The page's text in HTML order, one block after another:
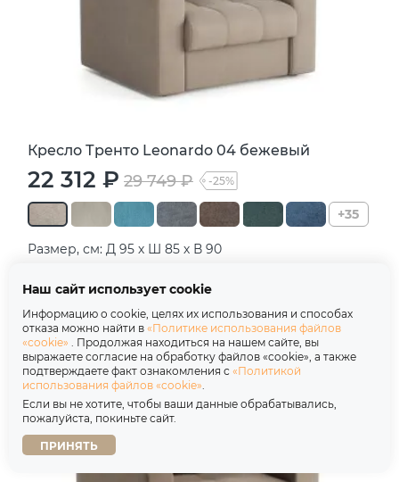
Кресло Тренто Leonardo 04 бежевый
22 312 ₽ 29 749 ₽ -25%
+35
Размер, см: Д 95 х Ш 85 х В 90
В корзину
Наш сайт использует cookie
Информацию о cookie, целях их использования и способах
отказа можно найти в «Политике использования файлов
«cookie» . Продолжая находиться на нашем сайте, вы
выражаете согласие на обработку файлов «cookie», а также
подтверждаете факт ознакомления с «Политикой
использования файлов «cookie».
Если вы не хотите, чтобы ваши данные обрабатывались,
пожалуйста, покиньте сайт.
ПРИНЯТЬ